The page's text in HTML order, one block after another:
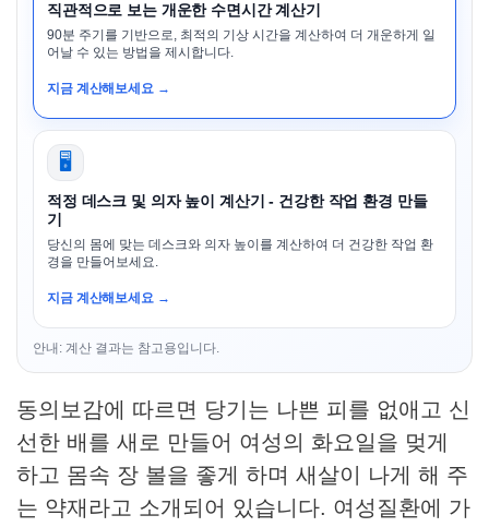
직관적으로 보는 개운한 수면시간 계산기
90분 주기를 기반으로, 최적의 기상 시간을 계산하여 더 개운하게 일
어날 수 있는 방법을 제시합니다.
지금 계산해보세요 →
🖥️
적정 데스크 및 의자 높이 계산기 - 건강한 작업 환경 만들
기
당신의 몸에 맞는 데스크와 의자 높이를 계산하여 더 건강한 작업 환
경을 만들어보세요.
지금 계산해보세요 →
안내: 계산 결과는 참고용입니다.
동의보감에 따르면 당기는 나쁜 피를 없애고 신
선한 배를 새로 만들어 여성의 화요일을 멎게
하고 몸속 장 볼을 좋게 하며 새살이 나게 해 주
는 약재라고 소개되어 있습니다. 여성질환에 가